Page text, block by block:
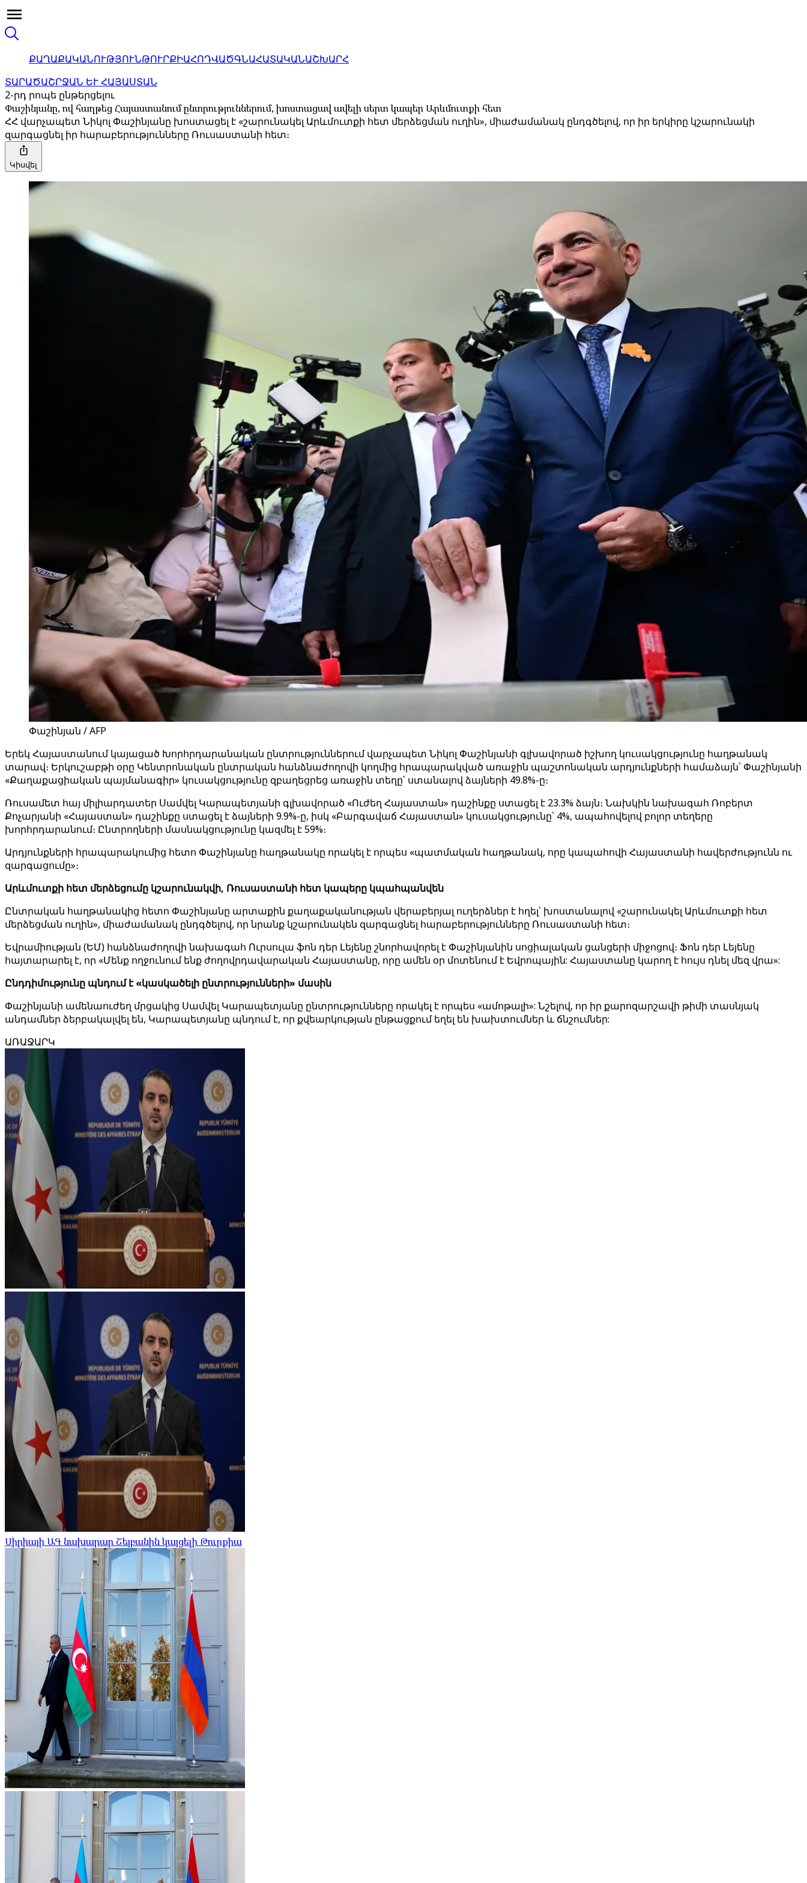
ՔԱՂԱՔԱԿԱՆՈՒԹՅՈՒՆԹՈՒՐՔԻԱՀՈԴՎԱԾԳՆԱՀԱՏԱԿԱՆԱՇԽԱՐՀ
ՏԱՐԱԾԱՇՐՋԱՆ ԵՒ ՀԱՅԱՍՏԱՆ
2-րդ րոպե ընթերցելու
Փաշինյանը, ով հաղթեց Հայաստանում ընտրություններում, խոստացավ ավելի սերտ կապեր Արևմուտքի հետ
ՀՀ վարչապետ Նիկոլ Փաշինյանը խոստացել է «շարունակել Արևմուտքի հետ մերձեցման ուղին», միաժամանակ ընդգծելով, որ իր երկիրը կշարունակի
զարգացնել իր հարաբերությունները Ռուսաստանի հետ։
Կիսվել
Փաշինյան / AFP
Երեկ Հայաստանում կայացած Խորհրդարանական ընտրություններում վարչապետ Նիկոլ Փաշինյանի գլխավորած իշխող կուսակցությունը հաղթանակ
տարավ։ Երկուշաբթի օրը Կենտրոնական ընտրական հանձնաժողովի կողմից հրապարակված առաջին պաշտոնական արդյունքների համաձայն՝ Փաշինյանի
«Քաղաքացիական պայմանագիր» կուսակցությունը զբաղեցրեց առաջին տեղը՝ ստանալով ձայների 49.8%-ը։
Ռուսամետ հայ միլիարդատեր Սամվել Կարապետյանի գլխավորած «Ուժեղ Հայաստան» դաշինքը ստացել է 23.3% ձայն։ Նախկին նախագահ Ռոբերտ
Քոչարյանի «Հայաստան» դաշինքը ստացել է ձայների 9.9%-ը, իսկ «Բարգավաճ Հայաստան» կուսակցությունը՝ 4%, ապահովելով բոլոր տեղերը
խորհրդարանում։ Ընտրողների մասնակցությունը կազմել է 59%։
Արդյունքների հրապարակումից հետո Փաշինյանը հաղթանակը որակել է որպես «պատմական հաղթանակ, որը կապահովի Հայաստանի հավերժությունն ու
զարգացումը»։
Արևմուտքի հետ մերձեցումը կշարունակվի, Ռուսաստանի հետ կապերը կպահպանվեն
Ընտրական հաղթանակից հետո Փաշինյանը արտաքին քաղաքականության վերաբերյալ ուղերձներ է հղել՝ խոստանալով «շարունակել Արևմուտքի հետ
մերձեցման ուղին», միաժամանակ ընդգծելով, որ նրանք կշարունակեն զարգացնել հարաբերությունները Ռուսաստանի հետ։
Եվրամիության (ԵՄ) հանձնաժողովի նախագահ Ուրսուլա ֆոն դեր Լեյենը շնորհավորել է Փաշինյանին սոցիալական ցանցերի միջոցով։ Ֆոն դեր Լեյենը
հայտարարել է, որ «Մենք ողջունում ենք ժողովրդավարական Հայաստանը, որը ամեն օր մոտենում է Եվրոպային: Հայաստանը կարող է հույս դնել մեզ վրա»:
Ընդդիմությունը պնդում է «կասկածելի ընտրությունների» մասին
Փաշինյանի ամենաուժեղ մրցակից Սամվել Կարապետյանը ընտրությունները որակել է որպես «ամոթալի»: Նշելով, որ իր քարոզարշավի թիմի տասնյակ
անդամներ ձերբակալվել են, Կարապետյանը պնդում է, որ քվեարկության ընթացքում եղել են խախտումներ և ճնշումներ:
ԱՌԱՋԱՐԿ
Սիրիայի ԱԳ նախարար Շեյբանին կայցելի Թուրքիա